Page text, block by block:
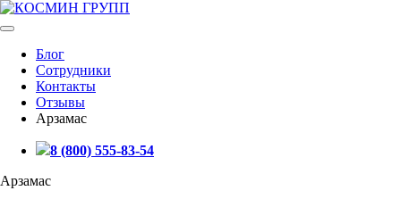
Блог
Сотрудники
Контакты
Отзывы
Арзамас
8 (800) 555-83-54
Арзамас